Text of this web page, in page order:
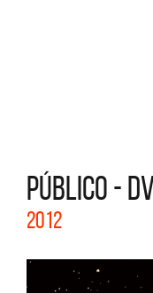
PÚBLICO -
2012